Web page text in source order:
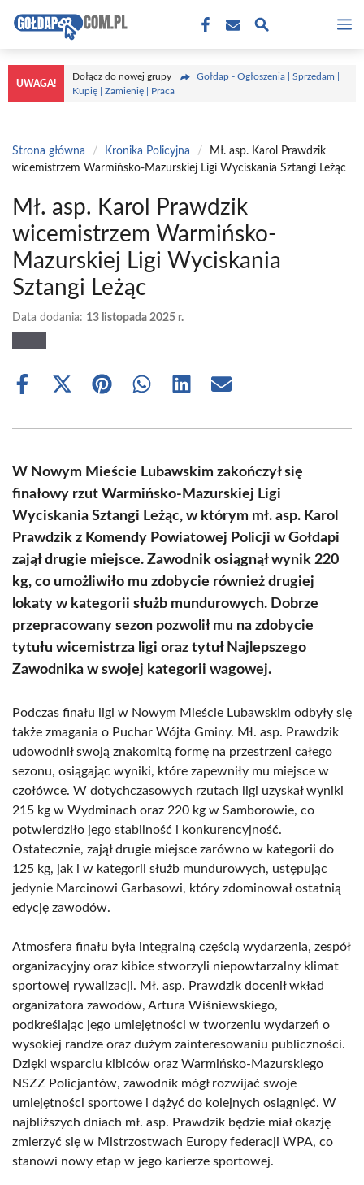
treści
UWAGA!
Dołącz do nowej grupy
Gołdap - Ogłoszenia | Sprzedam |
Kupię | Zamienię | Praca
Strona główna / Kronika Policyjna /
Mł. asp. Karol Prawdzik
wicemistrzem Warmińsko-Mazurskiej Ligi Wyciskania Sztangi Leżąc
Mł. asp. Karol Prawdzik
wicemistrzem Warmińsko-
Mazurskiej Ligi Wyciskania
Sztangi Leżąc
Data dodania: 13 listopada 2025 r.
Share
Share
(Twitter)
Share Share Share Share
W Nowym Mieście Lubawskim zakończył się
finałowy rzut Warmińsko-Mazurskiej Ligi
Wyciskania Sztangi Leżąc, w którym mł. asp. Karol
Prawdzik z Komendy Powiatowej Policji w Gołdapi
zajął drugie miejsce. Zawodnik osiągnął wynik 220
kg, co umożliwiło mu zdobycie również drugiej
lokaty w kategorii służb mundurowych. Dobrze
przepracowany sezon pozwolił mu na zdobycie
tytułu wicemistrza ligi oraz tytuł Najlepszego
Zawodnika w swojej kategorii wagowej.
Podczas finału ligi w Nowym Mieście Lubawskim odbyły się
także zmagania o Puchar Wójta Gminy. Mł. asp. Prawdzik
udowodnił swoją znakomitą formę na przestrzeni całego
sezonu, osiągając wyniki, które zapewniły mu miejsce w
czołówce. W dotychczasowych rzutach ligi uzyskał wyniki
215 kg w Wydminach oraz 220 kg w Samborowie, co
potwierdziło jego stabilność i konkurencyjność.
Ostatecznie, zajął drugie miejsce zarówno w kategorii do
125 kg, jak i w kategorii służb mundurowych, ustępując
jedynie Marcinowi Garbasowi, który zdominował ostatnią
edycję zawodów.
Atmosfera finału była integralną częścią wydarzenia, zespół
organizacyjny oraz kibice stworzyli niepowtarzalny klimat
sportowej rywalizacji. Mł. asp. Prawdzik docenił wkład
organizatora zawodów, Artura Wiśniewskiego,
podkreślając jego umiejętności w tworzeniu wydarzeń o
wysokiej randze oraz dużym zainteresowaniu publiczności.
Dzięki wsparciu kibiców oraz Warmińsko-Mazurskiego
NSZZ Policjantów, zawodnik mógł rozwijać swoje
umiejętności sportowe i dążyć do kolejnych osiągnięć. W
najbliższych dniach mł. asp. Prawdzik będzie miał okazję
zmierzyć się w Mistrzostwach Europy federacji WPA, co
stanowi nowy etap w jego karierze sportowej.